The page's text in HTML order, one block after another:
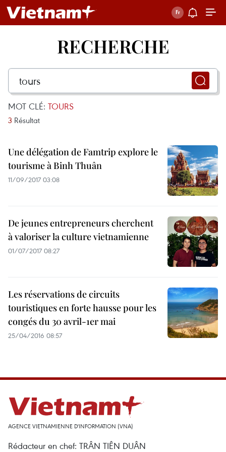
RECHERCHE
MOT CLÉ: TOURS
3 Résultat
Une délégation de Famtrip explore le
tourisme à Binh Thuân
11/09/2017 03:08
De jeunes entrepreneurs cherchent
à valoriser la culture vietnamienne
01/07/2017 08:27
Les réservations de circuits
touristiques en forte hausse pour les
congés du 30 avril-1er mai
25/04/2016 08:57
AGENCE VIETNAMIENNE D'INFORMATION (VNA)
Rédacteur en chef: TRÂN TIÊN DUÂN